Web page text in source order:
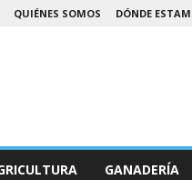
QUIÉNES SOMOS DÓNDE
GANADERÍA